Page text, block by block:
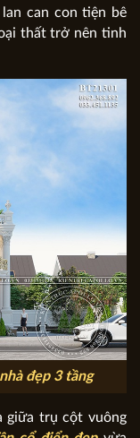
can con tiện bê
thất trở nên tinh
đẹp 3 tầng
giữa trụ cột vuông